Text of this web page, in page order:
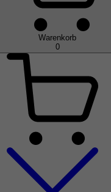
Warenkorb
0